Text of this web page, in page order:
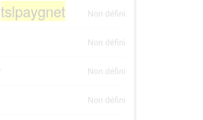
tslpaygnet